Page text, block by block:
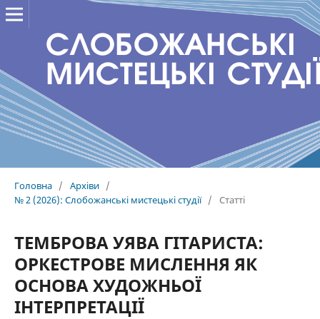
Головна / Архіви /
№ 2 (2026): Слобожанські мистецькі студії / Статті
ТЕМБРОВА УЯВА ГІТАРИСТА:
ОРКЕСТРОВЕ МИСЛЕННЯ ЯК
ОСНОВА ХУДОЖНЬОЇ
ІНТЕРПРЕТАЦІЇ